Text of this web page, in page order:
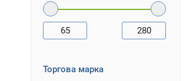
65 280
Торгова марка